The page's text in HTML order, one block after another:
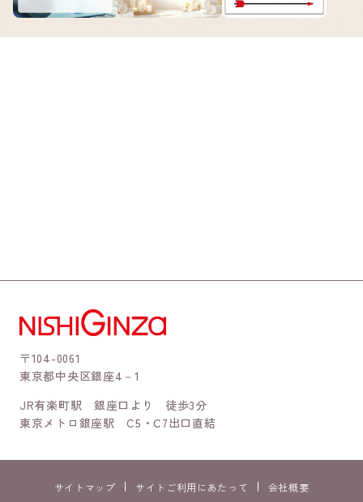
〒104-0061
東京都中央区銀座4－1
JR有楽町駅 銀座口より 徒歩3分
東京メトロ銀座駅 C5・C7出口直結
サイトマップ サイトご利用にあたって 会社概要